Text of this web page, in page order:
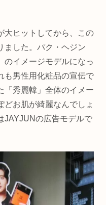
大ヒットしてから、この
ました。パク・ヘジン
のイメージモデルになっ
も男性用化粧品の宣伝で
「秀麗韓」全体のイメー
どお肌が綺麗なんでしょ
JAYJUNの広告モデルで